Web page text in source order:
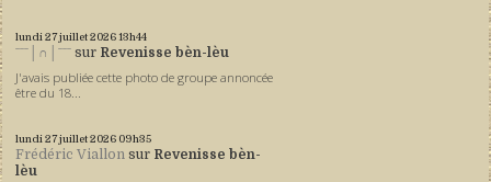
lundi 27juillet 202613h44
ˉˉˉ│∩│ˉˉˉ sur Revenisse bèn-lèu
J'avais publiée cette photo de groupe annoncée
être du 18...
lundi 27juillet 2026 09h35
Frédéric Viallon sur Revenisse bèn-
lèu